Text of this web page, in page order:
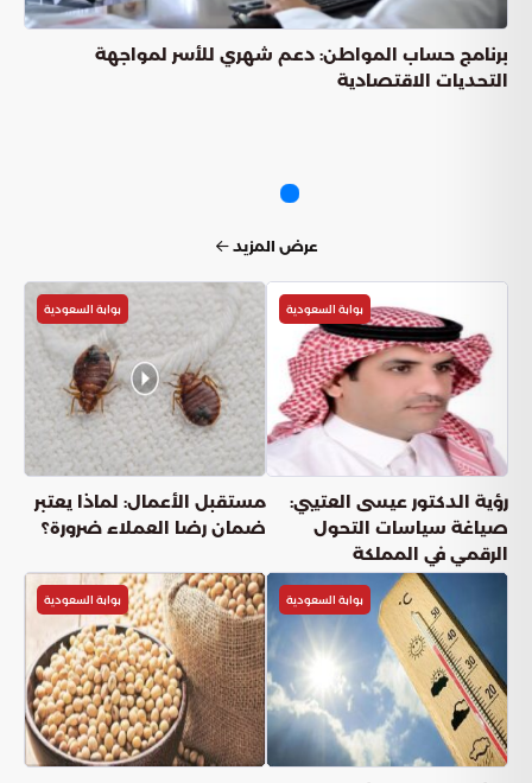
برنامج حساب المواطن: دعم شهري للأسر لمواجهة
التحديات الاقتصادية
عرض المزيد
بوابة السعودية
رؤية الدكتور عيسى العتيبي:
صياغة سياسات التحول
الرقمي في المملكة
بوابة السعودية
مستقبل الأعمال: لماذا يعتبر
ضمان رضا العملاء ضرورة؟
بوابة السعودية بوابة السعودية